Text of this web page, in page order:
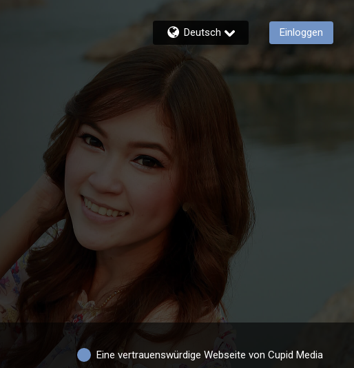
Deutsch Einloggen
Eine vertrauenswürdige Webseite von Cupid Media